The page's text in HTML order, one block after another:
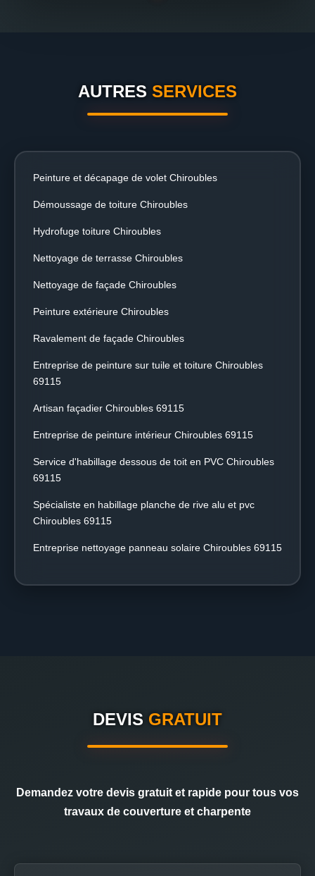
AUTRES SERVICES
Peinture et décapage de volet Chiroubles
Démoussage de toiture Chiroubles
Hydrofuge toiture Chiroubles
Nettoyage de terrasse Chiroubles
Nettoyage de façade Chiroubles
Peinture extérieure Chiroubles
Ravalement de façade Chiroubles
Entreprise de peinture sur tuile et toiture Chiroubles
69115
Artisan façadier Chiroubles 69115
Entreprise de peinture intérieur Chiroubles 69115
Service d'habillage dessous de toit en PVC Chiroubles
69115
Spécialiste en habillage planche de rive alu et pvc
Chiroubles 69115
Entreprise nettoyage panneau solaire Chiroubles 69115
DEVIS GRATUIT
Demandez votre devis gratuit et rapide pour tous vos
travaux de couverture et charpente